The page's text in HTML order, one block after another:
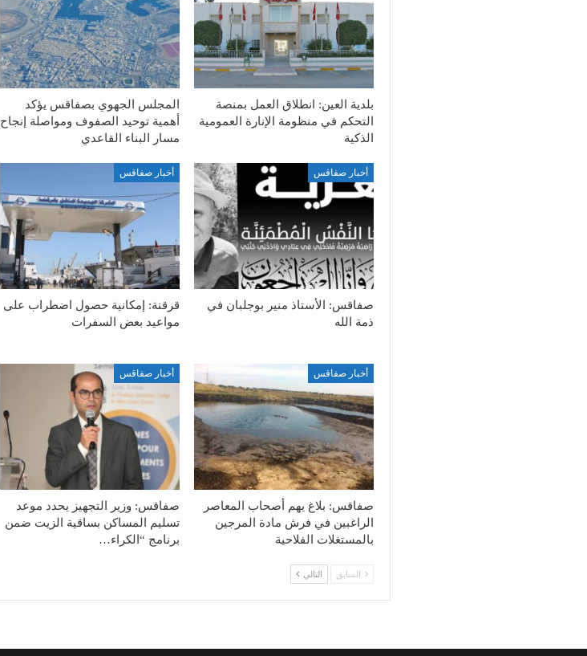
بلدية العين: انطلاق العمل بمنصة
التحكم في منظومة الإنارة العمومية
الذكية
المجلس الجهوي بصفاقس يؤكد
أهمية توحيد الصفوف ومواصلة إنجاح
مسار البناء القاعدي
أخبار صفاقس
صفاقس: الأستاذ منير بوجلبان في
ذمة الله
أخبار صفاقس
قرقنة: إمكانية حصول اضطراب على
مواعيد بعض السفرات
أخبار صفاقس
صفاقس: بلاغ يهم أصحاب المعاصر
الراغبين في فرش مادة المرجين
بالمستغلات الفلاحية
أخبار صفاقس
صفاقس: وزير التجهيز يحدد موعد
تسليم المساكن بساقية الزيت ضمن
برنامج “الكراء…
السابق التالي